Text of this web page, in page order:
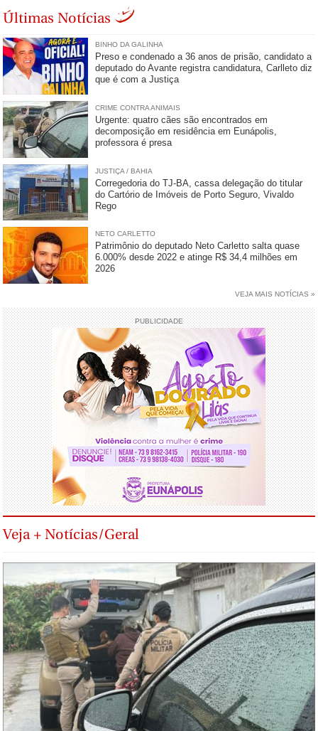
Últimas Notícias
BINHO DA GALINHA
Preso e condenado a 36 anos de prisão, candidato a
deputado do Avante registra candidatura, Carlleto diz
que é com a Justiça
CRIME CONTRA ANIMAIS
Urgente: quatro cães são encontrados em
decomposição em residência em Eunápolis,
professora é presa
JUSTIÇA / BAHIA
Corregedoria do TJ-BA, cassa delegação do titular
do Cartório de Imóveis de Porto Seguro, Vivaldo
Rego
NETO CARLETTO
Patrimônio do deputado Neto Carletto salta quase
6.000% desde 2022 e atinge R$ 34,4 milhões em
2026
VEJA MAIS NOTÍCIAS »
PUBLICIDADE
Veja + Notícias/Geral